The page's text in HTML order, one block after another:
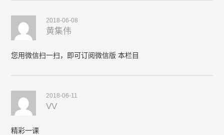
2018-06-08
黄集伟
您用微信扫一扫，即可订阅微信版 本栏目
2018-06-11
VV
精彩一课